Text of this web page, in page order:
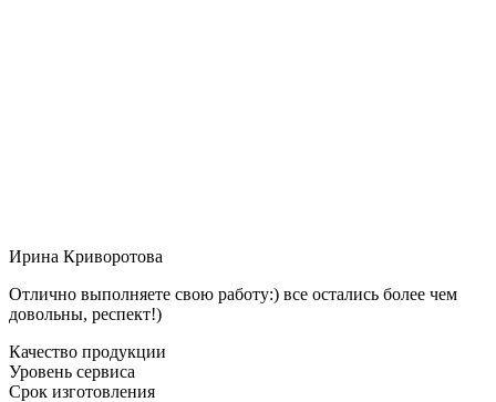
Ирина Криворотова
Отлично выполняете свою работу:) все остались более чем
довольны, респект!)
Качество продукции
Уровень сервиса
Срок изготовления